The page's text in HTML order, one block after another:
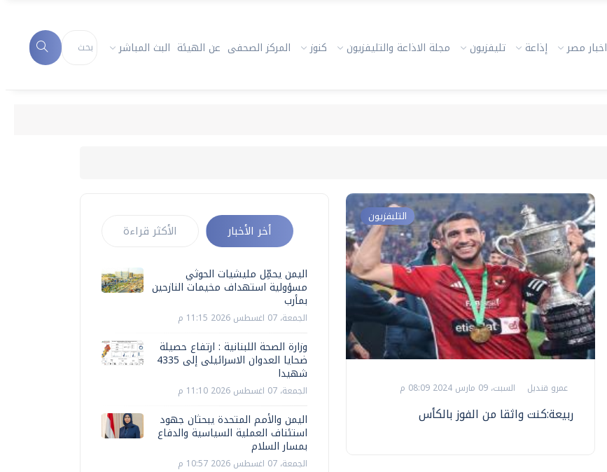
اخبار مصر إذاعة تليفزيون مجلة الاذاعة والتليفزيون كنوز المركز الصحفى عن الهيئة البث المباشر
التليفزيون
عمرو قنديل السبت، 09 مارس 2024 08:09 م
ربيعة:كنت واثقا من الفوز بالكأس
أخر الأخبار الأكثر قراءة
اليمن يحمِّل مليشيات الحوثي
مسؤولية استهداف مخيمات النازحين
بمأرب
الجمعة، 07 اغسطس 2026 11:15 م
وزارة الصحة اللبنانية : ارتفاع حصيلة
ضحايا العدوان الاسرائيلى إلى 4335
شهيدا
الجمعة، 07 اغسطس 2026 11:10 م
اليمن والأمم المتحدة يبحثان جهود
استئناف العملية السياسية والدفاع
بمسار السلام
الجمعة، 07 اغسطس 2026 10:57 م